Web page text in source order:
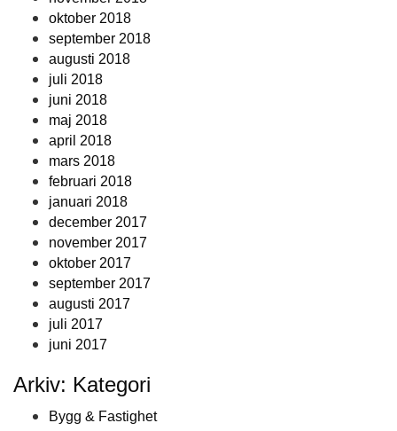
oktober 2018
september 2018
augusti 2018
juli 2018
juni 2018
maj 2018
april 2018
mars 2018
februari 2018
januari 2018
december 2017
november 2017
oktober 2017
september 2017
augusti 2017
juli 2017
juni 2017
Arkiv: Kategori
Bygg & Fastighet